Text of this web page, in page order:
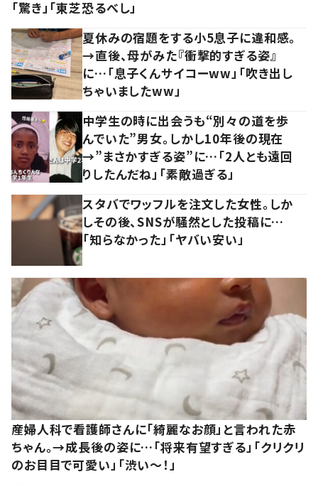
「驚き」「東芝恐るべし」
夏休みの宿題をする小5息子に違和感。
→直後、母がみた『衝撃的すぎる姿』
に…「息子くんサイコーww」「吹き出し
ちゃいましたww」
中学生の時に出会うも“別々の道を歩
んでいた”男女。しかし10年後の現在
→”まさかすぎる姿”に…「2人とも遠回
りしたんだね」「素敵過ぎる」
スタバでワッフルを注文した女性。しか
しその後、SNSが騒然とした投稿に…
「知らなかった」「ヤバい安い」
産婦人科で看護師さんに「綺麗なお顔」と言われた赤
ちゃん。→成長後の姿に…「将来有望すぎる」「クリクリ
のお目目で可愛い」「渋い～！」